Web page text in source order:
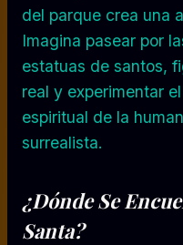
del parque crea una
Imagina pasear por
estatuas de santos,
real y experimentar
espiritual de la
surrealista.
¿Dónde Se
Santa?